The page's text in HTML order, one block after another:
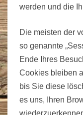
werden und die
Die meisten der
so genannte
Ende Ihres
Cookies bleiben
bis Sie diese
es uns, Ihren